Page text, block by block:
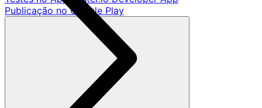
Publicação no Google Play